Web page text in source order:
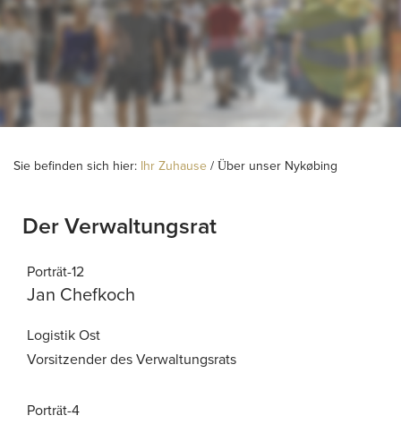
Sie befinden sich hier: Ihr Zuhause / Über unser Nykøbing
Der Verwaltungsrat
Jan Chefkoch
Logistik Ost
Vorsitzender des Verwaltungsrats